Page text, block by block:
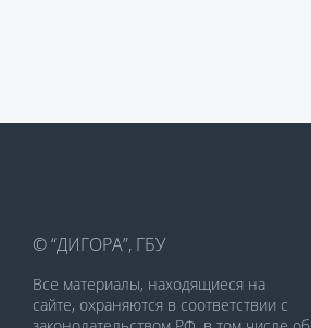
© “ДИГОРА”, ГБУ
Все материалы, находящиеся на
сайте, охраняются в соответствии с